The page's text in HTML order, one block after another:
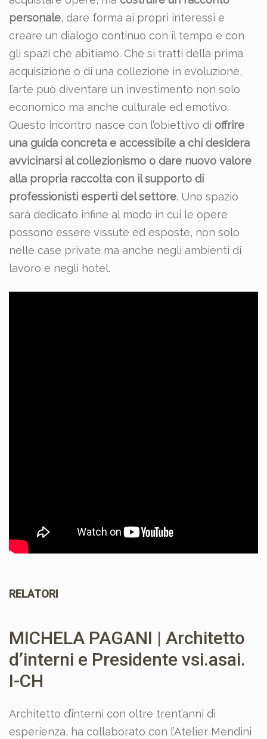
personale, dare forma ai propri interessi e
creare un dialogo continuo con il tempo e con
gli spazi che abitiamo. Che si tratti della prima
acquisizione o di una collezione in evoluzione,
l’arte può diventare un investimento non solo
economico ma anche culturale ed emotivo.
Questo incontro nasce con l’obiettivo di offrire
una guida concreta e accessibile a chi desidera
avvicinarsi al collezionismo o dare nuovo valore
alla propria raccolta con il supporto di
professionisti esperti del settore. Uno spazio
sarà dedicato infine al modo in cui le opere
possono essere vissute ed esposte, non solo
nelle case private ma anche negli ambienti di
lavoro e negli hotel.
RELATORI
MICHELA PAGANI | Architetto
d’interni e Presidente vsi.asai.
I-CH
Architetto d’interni con oltre trent’anni di
esperienza, ha collaborato con l’Atelier Mendini